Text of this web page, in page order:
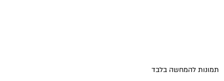
תמונות להמחשה בלבד